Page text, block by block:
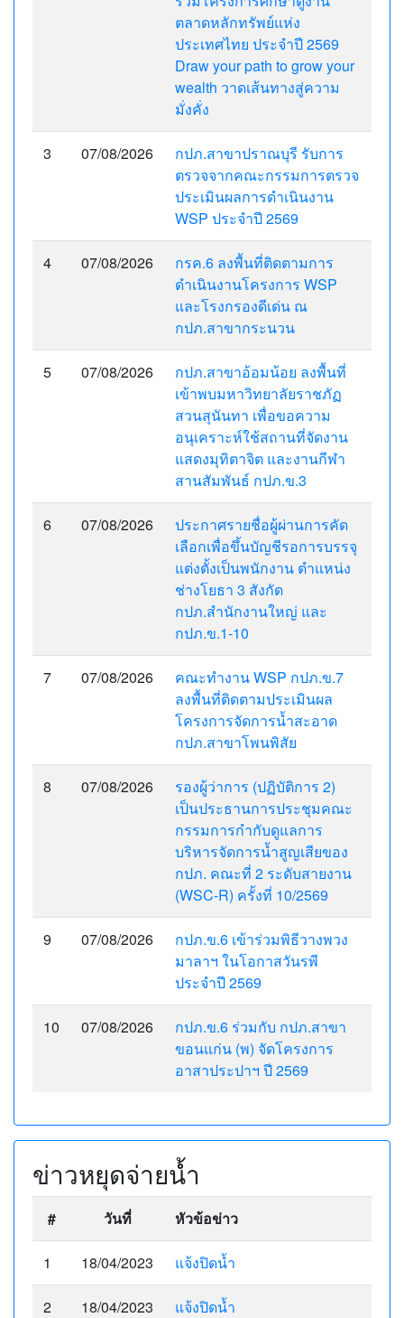
ตลาดหลักทรัพย์แห่ง
ประเทศไทย ประจำปี 2569
Draw your path to grow your
wealth วาดเส้นทางสู่ความ
มั่งคั่ง
3 07/08/2026
กปภ.สาขาปราณบุรี รับการ
ตรวจจากคณะกรรมการตรวจ
ประเมินผลการดำเนินงาน
WSP ประจำปี 2569
4 07/08/2026
กรค.6 ลงพื้นที่ติดตามการ
ดำเนินงานโครงการ WSP
และโรงกรองดีเด่น ณ
กปภ.สาขากระนวน
5 07/08/2026
กปภ.สาขาอ้อมน้อย ลงพื้นที่
เข้าพบมหาวิทยาลัยราชภัฏ
สวนสุนันทา เพื่อขอความ
อนุเคราะห์ใช้สถานที่จัดงาน
แสดงมุทิตาจิต และงานกีฬา
สานสัมพันธ์ กปภ.ข.3
6 07/08/2026
ประกาศรายชื่อผู้ผ่านการคัด
เลือกเพื่อขึ้นบัญชีรอการบรรจุ
แต่งตั้งเป็นพนักงาน ตำแหน่ง
ช่างโยธา 3 สังกัด
กปภ.สำนักงานใหญ่ และ
กปภ.ข.1-10
7 07/08/2026
คณะทำงาน WSP กปภ.ข.7
ลงพื้นที่ติดตามประเมินผล
โครงการจัดการน้ำสะอาด
กปภ.สาขาโพนพิสัย
8 07/08/2026
รองผู้ว่าการ (ปฏิบัติการ 2)
เป็นประธานการประชุมคณะ
กรรมการกำกับดูแลการ
บริหารจัดการน้ำสูญเสียของ
กปภ. คณะที่ 2 ระดับสายงาน
(WSC-R) ครั้งที่ 10/2569
9 07/08/2026
กปภ.ข.6 เข้าร่วมพิธีวางพวง
มาลาฯ ในโอกาสวันรพี
ประจำปี 2569
10 07/08/2026
กปภ.ข.6 ร่วมกับ กปภ.สาขา
ขอนแก่น (พ) จัดโครงการ
อาสาประปาฯ ปี 2569
ข่าวหยุดจ่ายน้ำ
# วันที่ หัวข้อข่าว
1 18/04/2023 แจ้งปิดน้ำ
2 18/04/2023 แจ้งปิดน้ำ